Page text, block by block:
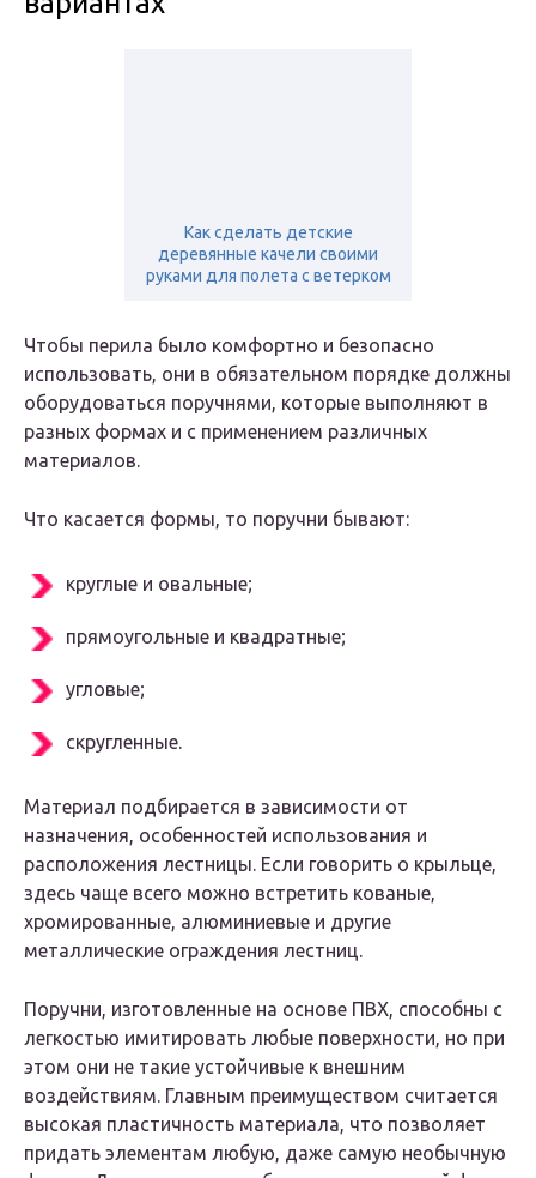
Как сделать детские
деревянные качели своими
руками для полета с ветерком
Чтобы перила было комфортно и безопасно
использовать, они в обязательном порядке должны
оборудоваться поручнями, которые выполняют в
разных формах и с применением различных
материалов.
Что касается формы, то поручни бывают:
круглые и овальные;
прямоугольные и квадратные;
угловые;
скругленные.
Материал подбирается в зависимости от
назначения, особенностей использования и
расположения лестницы. Если говорить о крыльце,
здесь чаще всего можно встретить кованые,
хромированные, алюминиевые и другие
металлические ограждения лестниц.
Поручни, изготовленные на основе ПВХ, способны с
легкостью имитировать любые поверхности, но при
этом они не такие устойчивые к внешним
воздействиям. Главным преимуществом считается
высокая пластичность материала, что позволяет
придать элементам любую, даже самую необычную